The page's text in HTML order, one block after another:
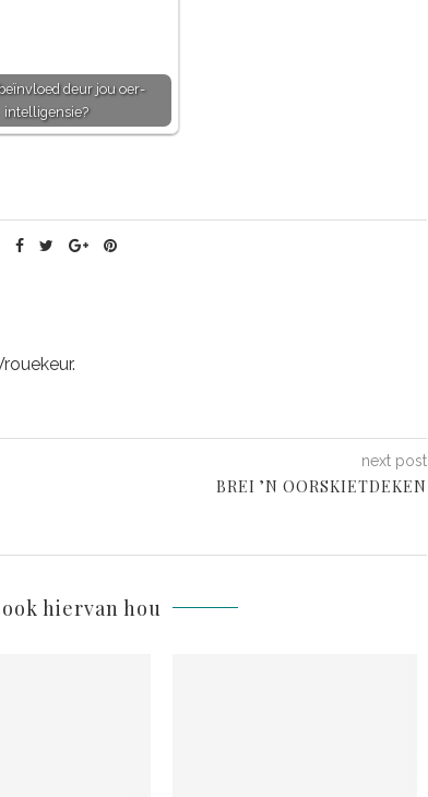
deur jou oer-
intelligensie?
next post
BREI ’N OORSKIETDEKEN
hiervan hou